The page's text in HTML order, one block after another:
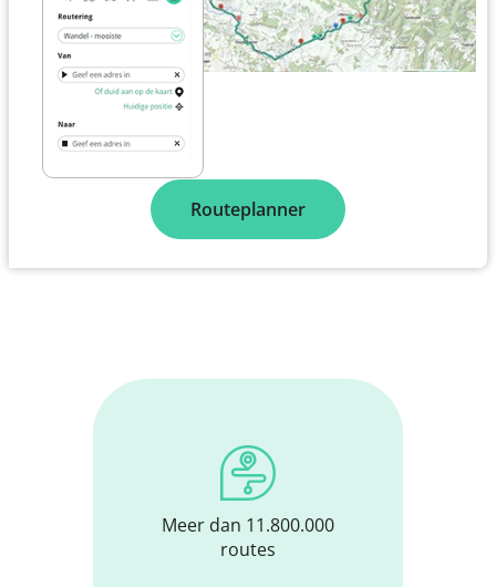
Routeplanner
Meer dan 11.800.000
routes